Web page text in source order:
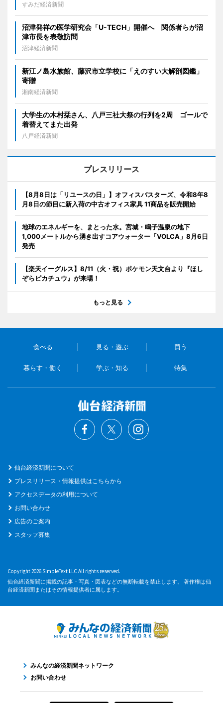
すみだ経済新聞
沼津発祥の医学研究会「U-TECH」開催へ 関係者らが沼
津市長を表敬訪問
沼津経済新聞
新江ノ島水族館、藤沢市立学校に「えのすい大解剖図鑑」
寄贈
湘南経済新聞
大学生の木村栞さん、八戸三社大祭の行列を2周 ゴールで
着替えてまた出発
八戸経済新聞
プレスリリース
【8月8日は「リユースの日」】オフィスバスターズ、令和8年8
月8日の節目に新入荷の中古オフィス家具 11商品を販売開始
地球のエネルギーを、まとった水。宮城・鳴子温泉の地下
1,000メートルから湧き出すコアウォーター「VOLCA」8月6日
発売
【楽天イーグルス】8/11（火・祝）ポケモン天文台より『ほし
ぞらピカチュウ』が来場！
もっと見る
食べる 見る・遊ぶ 買う
暮らす・働く 学ぶ・知る 特集
仙台経済新聞について
プレスリリース・情報提供はこちらから
アクセスデータの利用について
お問い合わせ
広告のご案内
スタッフ募集
Copyright 2026 SimpleText LLC All rights reserved.
仙台経済新聞に掲載の記事・写真・図表などの無断転載を禁止します。 著作権は仙
台経済新聞またはその情報提供者に属します。
みんなの経済新聞ネットワーク
お問い合わせ